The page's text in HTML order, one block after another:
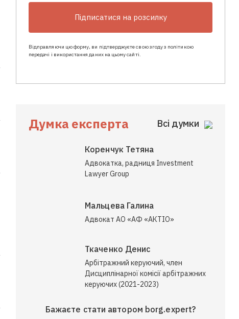
Підписатися на розсилку
Відправляючи цю форму, ви підтверджуєте свою згоду з політикою
передачі і використання даних на цьому сайті.
Думка експерта Всі думки
Коренчук Тетяна
Адвокатка, радниця Investment
Lawyer Group
Мальцева Галина
Адвокат АО «АФ «АКТІО»
Ткаченко Денис
Арбітражний керуючий, член
Дисциплінарної комісії арбітражних
керуючих (2021-2023)
Бажаєте стати автором borg.expert?